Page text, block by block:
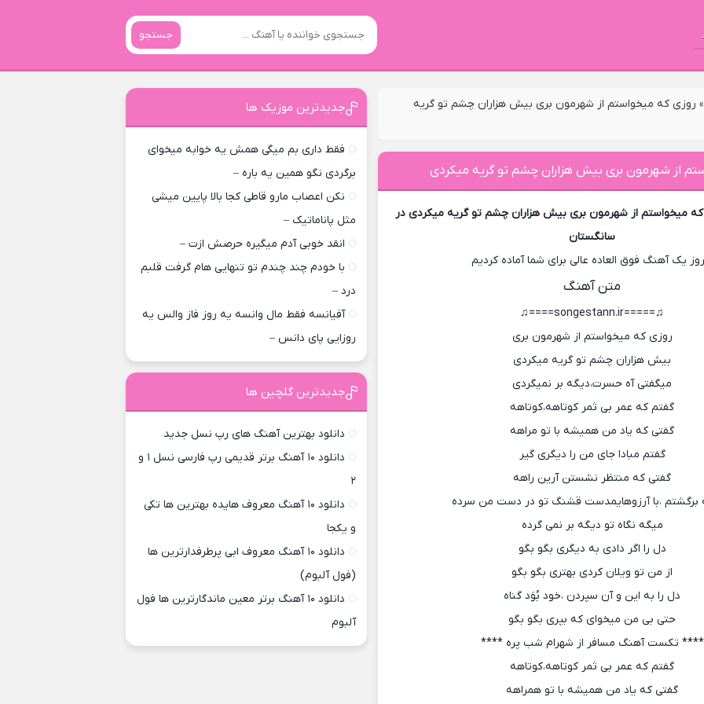
جستجو
» روزی که میخواستم از شهرمون بری بیش هزاران چشم تو گریه
از شهرمون بری بیش هزاران چشم تو گریه میکردی
که میخواستم از شهرمون بری بیش هزاران چشم تو گریه میکردی در
سانگستان
یک آهنگ فوق العاده عالی برای شما آماده کردیم
متن آهنگ
♫=====songestann.ir====♫
روزی که میخواستم از شهرمون بری
بیش هزاران چشم تو گریه میکردی
میگفتی آه حسرت،دیگه بر نمیگردی
گفتم که عمر بی ثمر کوتاهه،کوتاهه
گفتی که یاد من همیشه با تو مراهه
گفتم مبادا جای من را دیگری گیر
گفتی که منتظر نشستن آرین راهه
برگشتم ،با آرزوهایمدست قشنگ تو در دست من سرده
میگه نگاه تو دیگه بر نمی گرده
دل را اگر دادی به دیگری بگو بگو
از من تو ویلان کردی بهتری بگو بگو
دل را به این و آن سپردن ،خود بُوَد گناه
حتی بی من میخوای که بپری بگو بگو
**** تکست آهنگ مسافر از شهرام شب پره ****
گفتم که عمر بی ثمر کوتاهه،کوتاهه
گفتی که یاد من همیشه با تو همراهه
جدیدترین موزیک ها
فقط داری بم میگی همش یه خوابه میخوای
برگردی نگو همین یه باره –
نکن اعصاب مارو قاطی کجا بالا پایین میشی
مثل پاناماتیک –
انقد خوبی آدم میگیره حرصش ازت –
با خودم چند چندم تو تنهایی هام گرفت قلبم
درد –
آفیانسه فقط مال وانسه یه روز فاز والس یه
روزایی پای دانس –
جدیدترین گلچین ها
دانلود بهترین آهنگ های رپ نسل جدید
دانلود ۱۰ آهنگ برتر قدیمی رپ فارسی نسل ۱ و
۲
دانلود ۱۰ آهنگ معروف هایده بهترین ها تکی
و یکجا
دانلود ۱۰ آهنگ معروف ابی پرطرفدارترین ها
(فول آلبوم)
دانلود ۱۰ آهنگ برتر معین ماندگارترین ها فول
آلبوم